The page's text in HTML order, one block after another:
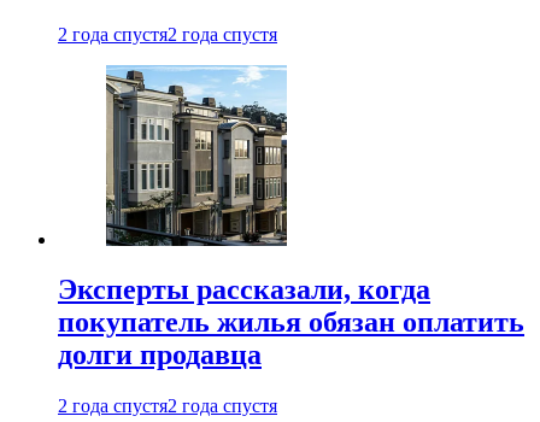
2 года спустя2 года спустя
Эксперты рассказали, когда
покупатель жилья обязан оплатить
долги продавца
2 года спустя2 года спустя